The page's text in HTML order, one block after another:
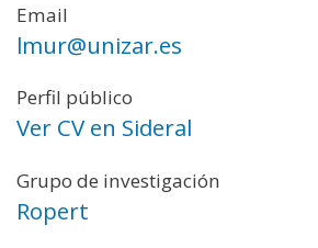
Email
lmur@unizar.es
Perfil público
Ver CV en Sideral
Grupo de investigación
Ropert